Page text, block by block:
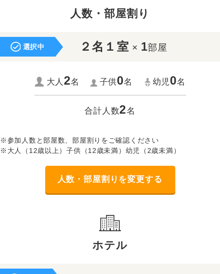
人数・部屋割り
選択中 ２名１室 × 1部屋
大人2名 子供0名 幼児0名
合計人数2名
※参加人数と部屋数、部屋割りをご確認ください
※大人（12歳以上）子供（12歳未満）幼児（2歳未満）
人数・部屋割りを変更する
ホテル